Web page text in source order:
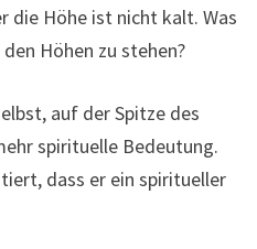
die Höhe ist nicht kalt. Was
Höhen zu stehen?
auf der Spitze des
spirituelle Bedeutung.
dass er ein spiritueller